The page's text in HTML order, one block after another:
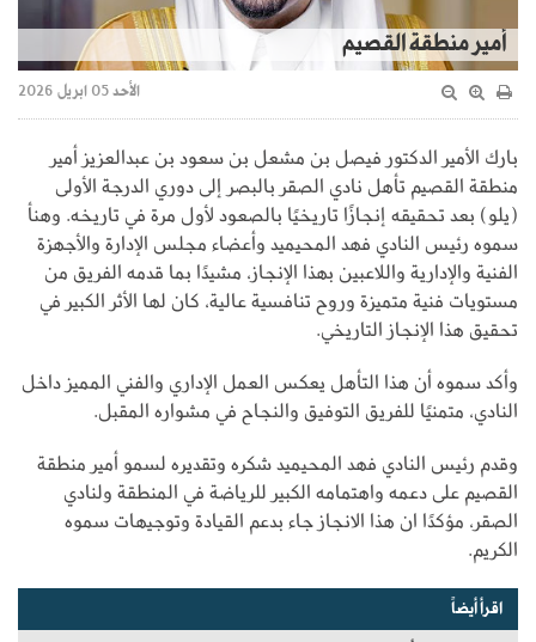
أمير منطقة القصيم
الأحد 05 ابريل 2026
بارك الأمير الدكتور فيصل بن مشعل بن سعود بن عبدالعزيز أمير
منطقة القصيم تأهل نادي الصقر بالبصر إلى دوري الدرجة الأولى
(يلو) بعد تحقيقه إنجازًا تاريخيًا بالصعود لأول مرة في تاريخه. وهنأ
سموه رئيس النادي فهد المحيميد وأعضاء مجلس الإدارة والأجهزة
الفنية والإدارية واللاعبين بهذا الإنجاز، مشيدًا بما قدمه الفريق من
مستويات فنية متميزة وروح تنافسية عالية، كان لها الأثر الكبير في
تحقيق هذا الإنجاز التاريخي.
وأكد سموه أن هذا التأهل يعكس العمل الإداري والفني المميز داخل
النادي، متمنيًا للفريق التوفيق والنجاح في مشواره المقبل.
وقدم رئيس النادي فهد المحيميد شكره وتقديره لسمو أمير منطقة
القصيم على دعمه واهتمامه الكبير للرياضة في المنطقة ولنادي
الصقر، مؤكدًا ان هذا الانجاز جاء بدعم القيادة وتوجيهات سموه
الكريم.
اقرأ أيضاً